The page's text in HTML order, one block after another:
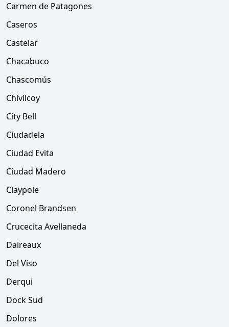
Carmen de Patagones
Caseros
Castelar
Chacabuco
Chascomús
Chivilcoy
City Bell
Ciudadela
Ciudad Evita
Ciudad Madero
Claypole
Coronel Brandsen
Crucecita Avellaneda
Daireaux
Del Viso
Derqui
Dock Sud
Dolores